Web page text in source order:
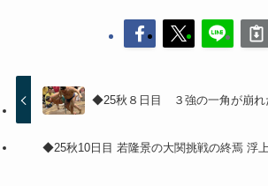
◆25秋８日目 ３強の一角が崩れ
◆25秋10日目 若隆景の大関挑戦の終焉 浮